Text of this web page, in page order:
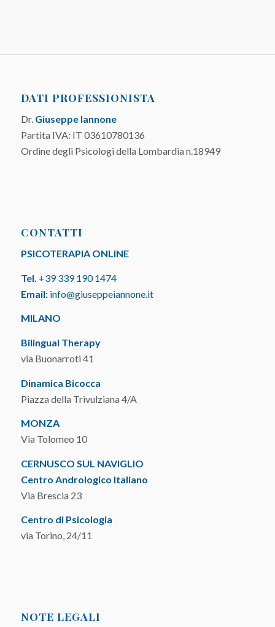
DATI PROFESSIONISTA
Dr. Giuseppe Iannone
Partita IVA: IT 03610780136
Ordine degli Psicologi della Lombardia n.18949
CONTATTI
PSICOTERAPIA ONLINE
Tel. +39 339 190 1474
Email: info@giuseppeiannone.it
MILANO
Bilingual Therapy
via Buonarroti 41
Dinamica Bicocca
Piazza della Trivulziana 4/A
MONZA
Via Tolomeo 10
CERNUSCO SUL NAVIGLIO
Centro Andrologico Italiano
Via Brescia 23
Centro di Psicologia
via Torino, 24/11
NOTE LEGALI